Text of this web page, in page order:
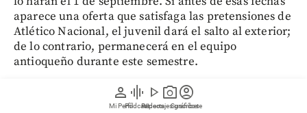
person
Mi Perfil
graphic_eq
Pódcast
play_arrow
Videos
photo_camera
Reportajes gráficos
account_circle
Suscríbete
aparece una oferta que satisfaga las pretensiones de
Atlético Nacional, el juvenil dará el salto al exterior;
de lo contrario, permanecerá en el equipo
antioqueño durante este semestre.
Si antes de esas fechas aparece una oferta que